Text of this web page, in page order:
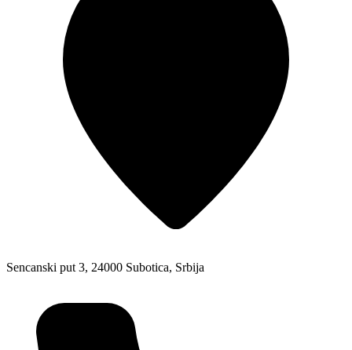
Sencanski put 3, 24000 Subotica, Srbija